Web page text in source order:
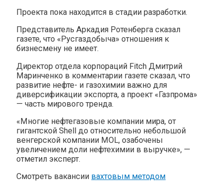
Проекта пока находится в стадии разработки.
Представитель Аркадия Ротенберга сказал
газете, что «Русгаздобыча» отношения к
бизнесмену не имеет.
Директор отдела корпораций Fitch Дмитрий
Маринченко в комментарии газете сказал, что
развитие нефте- и газохимии важно для
диверсификации экспорта, а проект «Газпрома»
— часть мирового тренда.
«Многие нефтегазовые компании мира, от
гигантской Shell до относительно небольшой
венгерской компании MOL, озабочены
увеличением доли нефтехимии в выручке», —
отметил эксперт.
Смотреть вакансии вахтовым методом